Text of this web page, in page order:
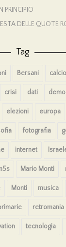
PRINCIPIO
DELLE QUOTE
Tag
Bersani calcio
crisi dati
elezioni europa
fotografia
internet
Mario Monti
Monti musica
retromania
tecnologia